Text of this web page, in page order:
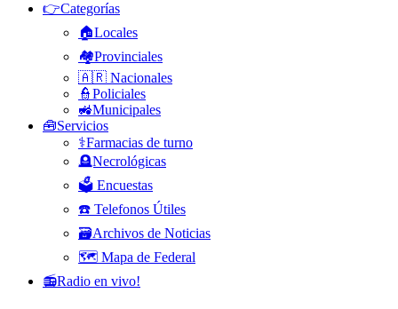
👉Categorías
🏠Locales
🏘️Provinciales
🇦🇷 Nacionales
👮Policiales
🚜Municipales
🧰Servicios
⚕️Farmacias de turno
🪦Necrológicas
🗳️ Encuestas
☎️ Telefonos Útiles
🗃️Archivos de Noticias
🗺️ Mapa de Federal
📻Radio en vivo!